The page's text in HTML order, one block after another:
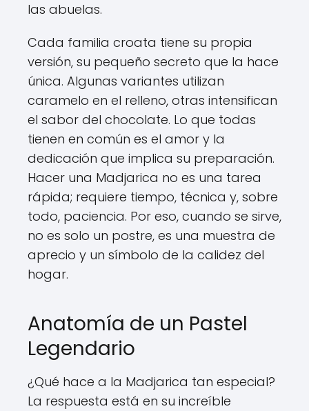
las abuelas.
Cada familia croata tiene su propia
versión, su pequeño secreto que la hace
única. Algunas variantes utilizan
caramelo en el relleno, otras intensifican
el sabor del chocolate. Lo que todas
tienen en común es el amor y la
dedicación que implica su preparación.
Hacer una Madjarica no es una tarea
rápida; requiere tiempo, técnica y, sobre
todo, paciencia. Por eso, cuando se sirve,
no es solo un postre, es una muestra de
aprecio y un símbolo de la calidez del
hogar.
Anatomía de un Pastel
Legendario
¿Qué hace a la Madjarica tan especial?
La respuesta está en su increíble